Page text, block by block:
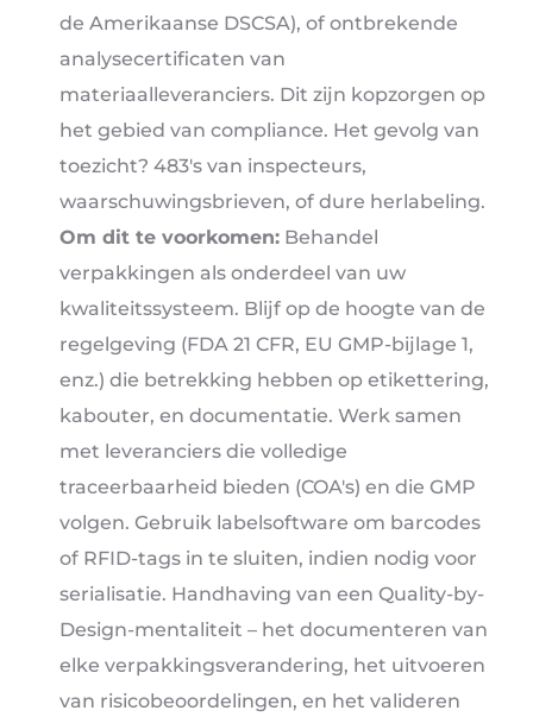
de Amerikaanse DSCSA), of ontbrekende
analysecertificaten van
materiaalleveranciers. Dit zijn kopzorgen op
het gebied van compliance. Het gevolg van
toezicht? 483's van inspecteurs,
waarschuwingsbrieven, of dure herlabeling.
Om dit te voorkomen: Behandel
verpakkingen als onderdeel van uw
kwaliteitssysteem. Blijf op de hoogte van de
regelgeving (FDA 21 CFR, EU GMP-bijlage 1,
enz.) die betrekking hebben op etikettering,
kabouter, en documentatie. Werk samen
met leveranciers die volledige
traceerbaarheid bieden (COA's) en die GMP
volgen. Gebruik labelsoftware om barcodes
of RFID-tags in te sluiten, indien nodig voor
serialisatie. Handhaving van een Quality-by-
Design-mentaliteit – het documenteren van
elke verpakkingsverandering, het uitvoeren
van risicobeoordelingen, en het valideren